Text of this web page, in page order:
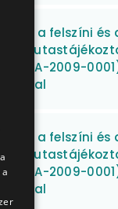
a felszíni
és
2.3.1/A-2009-
a felszíni
és
2.3.1/A-2009-